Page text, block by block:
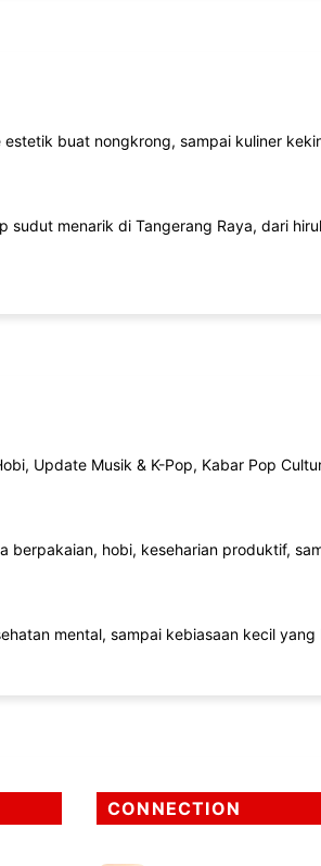
buat nongkrong, sampai kuliner
sudut menarik di Tangerang Raya, dari
Update Musik & K-Pop, Kabar Pop
berpakaian, hobi, keseharian produktif,
mental, sampai kebiasaan kecil
CONNECTION